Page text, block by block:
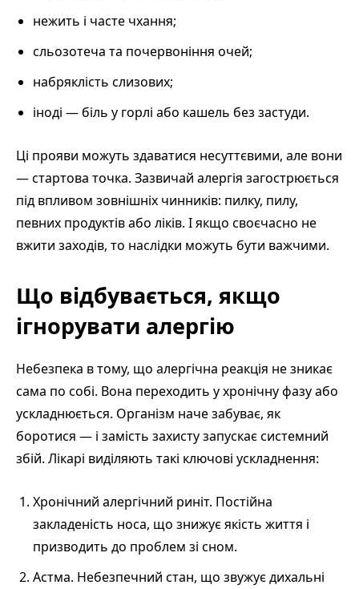
нежить і часте чхання;
сльозотеча та почервоніння очей;
набряклість слизових;
іноді — біль у горлі або кашель без застуди.
Ці прояви можуть здаватися несуттєвими, але вони
— стартова точка. Зазвичай алергія загострюється
під впливом зовнішніх чинників: пилку, пилу,
певних продуктів або ліків. І якщо своєчасно не
вжити заходів, то наслідки можуть бути важчими.
Що відбувається, якщо
ігнорувати алергію
Небезпека в тому, що алергічна реакція не зникає
сама по собі. Вона переходить у хронічну фазу або
ускладнюється. Організм наче забуває, як
боротися — і замість захисту запускає системний
збій. Лікарі виділяють такі ключові ускладнення:
Хронічний алергічний риніт. Постійна
закладеність носа, що знижує якість життя і
призводить до проблем зі сном.
Астма. Небезпечний стан, що звужує дихальні